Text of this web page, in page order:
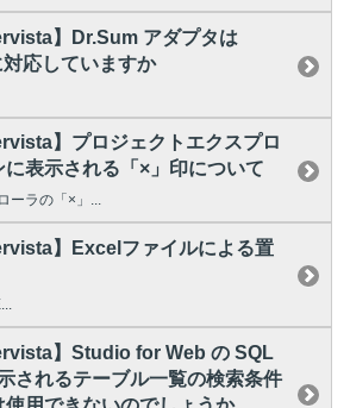
】Dr.Sum アダプタは
応していますか
】プロジェクトエクスプロ
表示される「×」印について
ーラの「×」...
】Excelファイルによる置
】Studio for Web の SQL
されるテーブル一覧の検索条件